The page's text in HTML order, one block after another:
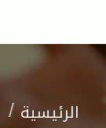
الرئيسية